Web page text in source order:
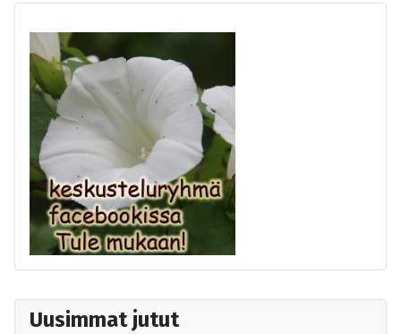
Uusimmat jutut